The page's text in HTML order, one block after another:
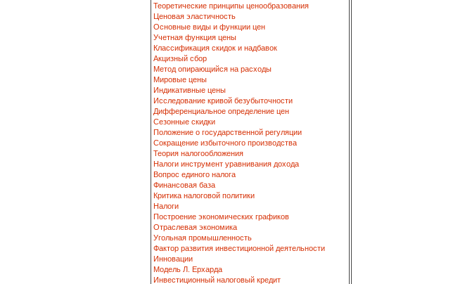
Теоретические принципы ценообразования
Ценовая эластичность
Основные виды и функции цен
Учетная функция цены
Классификация скидок и надбавок
Акцизный сбор
Метод опирающийся на расходы
Мировые цены
Индикативные цены
Исследование кривой безубыточности
Дифференциальное определение цен
Сезонные скидки
Положение о государственной регуляции
Сокращение избыточного производства
Теория налогообложения
Налоги инструмент уравнивания дохода
Вопрос единого налога
Финансовая база
Критика налоговой политики
Налоги
Построение экономических графиков
Отраслевая экономика
Угольная промышленность
Фактор развития инвестиционной деятельности
Инновации
Модель Л. Ерхарда
Инвестиционный налоговый кредит